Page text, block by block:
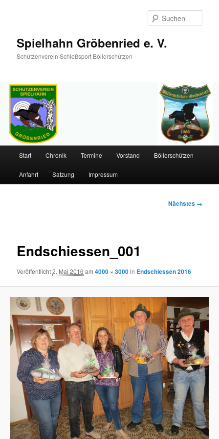
Spielhahn Gröbenried e. V.
Schützenverein Schießsport Böllerschützen
Zum
primären
Start Chronik Termine Vorstand Böllerschützen
Anfahrt Satzung Impressum
Nächstes →
Endschiessen_001
Veröffentlicht2. Mai 2016 am4000 × 3000in Endschiessen 2016